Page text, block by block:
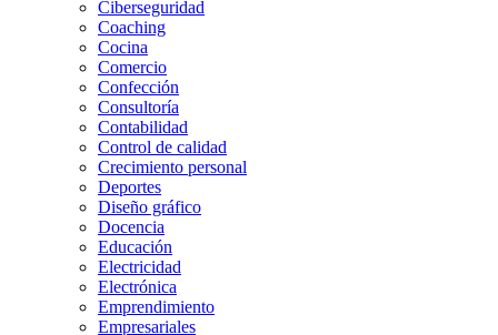
Ciberseguridad
Coaching
Cocina
Comercio
Confección
Consultoría
Contabilidad
Control de calidad
Crecimiento personal
Deportes
Diseño gráfico
Docencia
Educación
Electricidad
Electrónica
Emprendimiento
Empresariales